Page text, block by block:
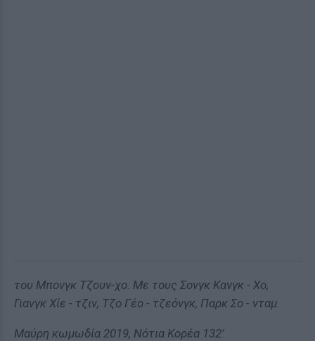
του Μπονγκ Τζουν-χο. Με τους Σονγκ Κανγκ - Χο,
Γιανγκ Χίε - τζιν, Τζο Γέο - τζεόνγκ, Παρκ Σο - νταμ.
Μαύρη κωμωδία 2019, Νότια Κορέα 132’